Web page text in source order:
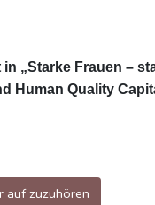
in „Starke Frauen –
Human Quality
auf zuzuhören